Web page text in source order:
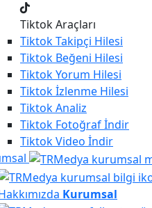
Tiktok Araçları
TiktokTakipçi Hilesi
Tiktok Beğeni Hilesi
TiktokYorum Hilesi
Tiktokİzlenme Hilesi
TiktokAnaliz
Tiktok Fotoğraf İndir
TiktokVideo İndir
Kurumsal